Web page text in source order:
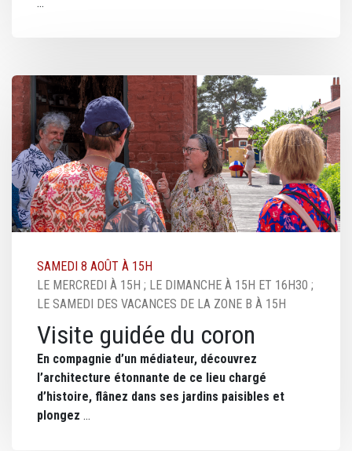
Image
SAMEDI 8 AOÛT À 15H
LE MERCREDI À 15H ; LE DIMANCHE À 15H ET 16H30 ;
LE SAMEDI DES VACANCES DE LA ZONE B À 15H
Visite guidée du coron
En compagnie d’un médiateur, découvrez
l’architecture étonnante de ce lieu chargé
d’histoire, flânez dans ses jardins paisibles et
plongez